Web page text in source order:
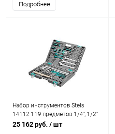
Подробнее
Набор инструментов Stels
14112 119 предметов 1/4", 1/2"
в кейсе
25 162 руб. / шт